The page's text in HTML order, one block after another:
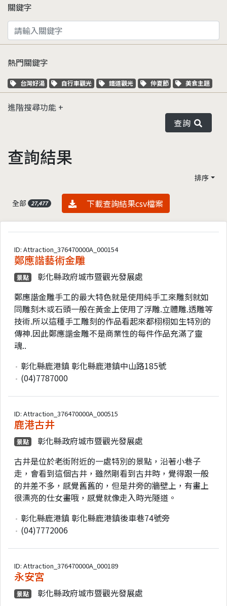
關鍵字
熱門關鍵字
關鍵字標籤
台灣好湯 關鍵字標籤
自行車觀光 關鍵字標籤
鐵道觀光 關鍵字標籤
仲夏節 關鍵字標籤
美食主題
進階搜尋功能
查詢
查詢結果
排序
全部 27,477 資料下載
下載查詢結果csv檔案
ID: Attraction_376470000A_000154
鄭應諧藝術金雕
景點
彰化縣政府城市暨觀光發展處
鄭應諧金雕手工的最大特色就是使用純手工來雕刻就如
同雕刻木或石頭一般在黃金上使用了浮雕.立體雕.透雕等
技術.所以這種手工雕刻的作品看起來都栩栩如生特別的
傳神.因此鄭應諧金雕不是商業性的每件作品充滿了靈
魂..
彰化縣鹿港鎮 彰化縣鹿港鎮中山路185號
(04)7787000
ID: Attraction_376470000A_000515
鹿港古井
景點
彰化縣政府城市暨觀光發展處
古井是位於老街附近的一處特別的景點，沿著小巷子
走，會看到這個古井，雖然剛看到古井時，覺得跟一般
的井差不多，感覺舊舊的，但是井旁的牆壁上，有畫上
很漂亮的仕女畫哦，感覺就像走入時光隧道。
彰化縣鹿港鎮 彰化縣鹿港鎮後車巷74號旁
(04)7772006
ID: Attraction_376470000A_000189
永安宮
景點
彰化縣政府城市暨觀光發展處